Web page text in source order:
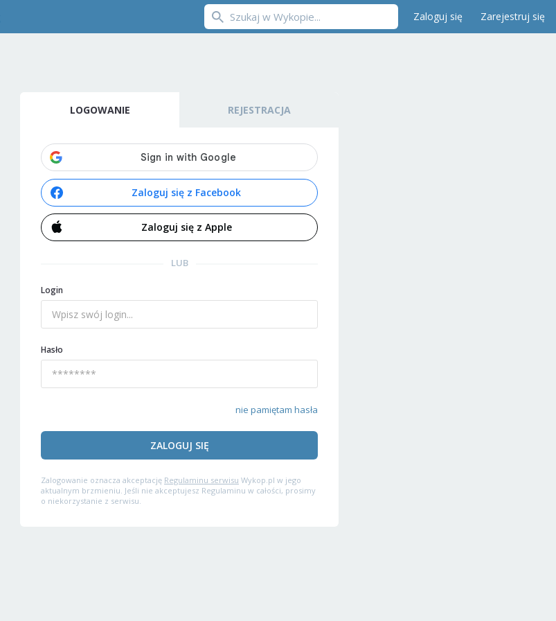
Zaloguj się Zarejestruj się
LOGOWANIE REJESTRACJA
Zaloguj się z Facebook
Zaloguj się z Apple
LUB
Login
Hasło
nie pamiętam hasła
ZALOGUJ SIĘ
Zalogowanie oznacza akceptację Regulaminu serwisu Wykop.pl w jego
aktualnym brzmieniu. Jeśli nie akceptujesz Regulaminu w całości, prosimy
o niekorzystanie z serwisu.